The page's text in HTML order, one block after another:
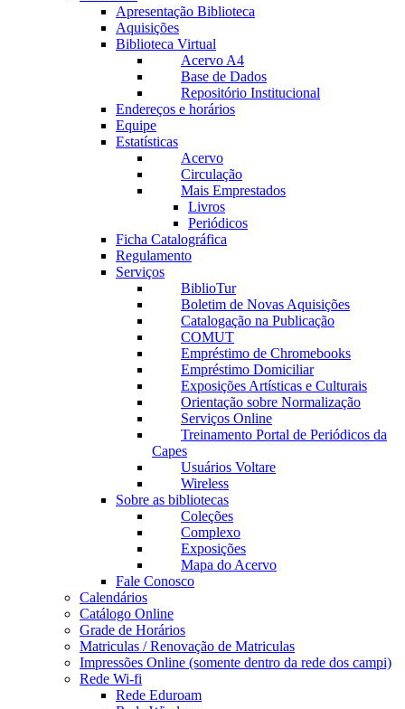
Apresentação Biblioteca
Aquisições
Biblioteca Virtual
Acervo A4
Base de Dados
Repositório Institucional
Endereços e horários
Equipe
Estatísticas
Acervo
Circulação
Mais Emprestados
Livros
Periódicos
Ficha Catalográfica
Regulamento
Serviços
BiblioTur
Boletim de Novas Aquisições
Catalogação na Publicação
COMUT
Empréstimo de Chromebooks
Empréstimo Domiciliar
Exposições Artísticas e Culturais
Orientação sobre Normalização
Serviços Online
Treinamento Portal de Periódicos da
Capes
Usuários Voltare
Wireless
Sobre as bibliotecas
Coleções
Complexo
Exposições
Mapa do Acervo
Fale Conosco
Calendários
Catálogo Online
Grade de Horários
Matriculas / Renovação de Matriculas
Impressões Online (somente dentro da rede dos campi)
Rede Wi-fi
Rede Eduroam